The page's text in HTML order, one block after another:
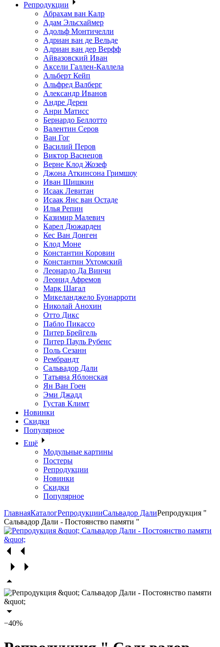
Репродукции
Абрахам ван Калр
Адам Эльсхаймер
Адольф Монтичелли
Адриан ван де Вельде
Адриан ван дер Верфф
Айвазовский Иван
Аксели Галлен-Каллела
Альберт Кейп
Альфред Валберг
Александр Иванов
Андре Дерен
Анри Матисс
Бернардо Беллотто
Валентин Серов
Ван Гог
Василий Перов
Виктор Васнецов
Верне Клод Жозеф
Джона Аткинсона Гримшоу
Иван Шишкин
Исаак Левитан
Исаак Янс ван Остаде
Илья Репин
Казимир Малевич
Карел Дюжарден
Кес Ван Донген
Клод Моне
Константин Коровин
Константин Ухтомский
Леонардо Да Винчи
Леонид Афремов
Марк Шагал
Микеланджело Буонарроти
Николай Анохин
Отто Дикс
Пабло Пикассо
Питер Брейгель
Питер Пауль Рубенс
Поль Сезанн
Рембрандт
Сальвадор Дали
Татьяна Яблонская
Ян Ван Гоен
Эми Джадд
Густав Климт
Новинки
Скидки
Популярное
Ещё
Модульные картины
Постеры
Репродукции
Новинки
Скидки
Популярное
ГлавнаяКаталогРепродукцииСальвадор ДалиРепродукция "
Сальвадор Дали - Постоянство памяти "
−40%